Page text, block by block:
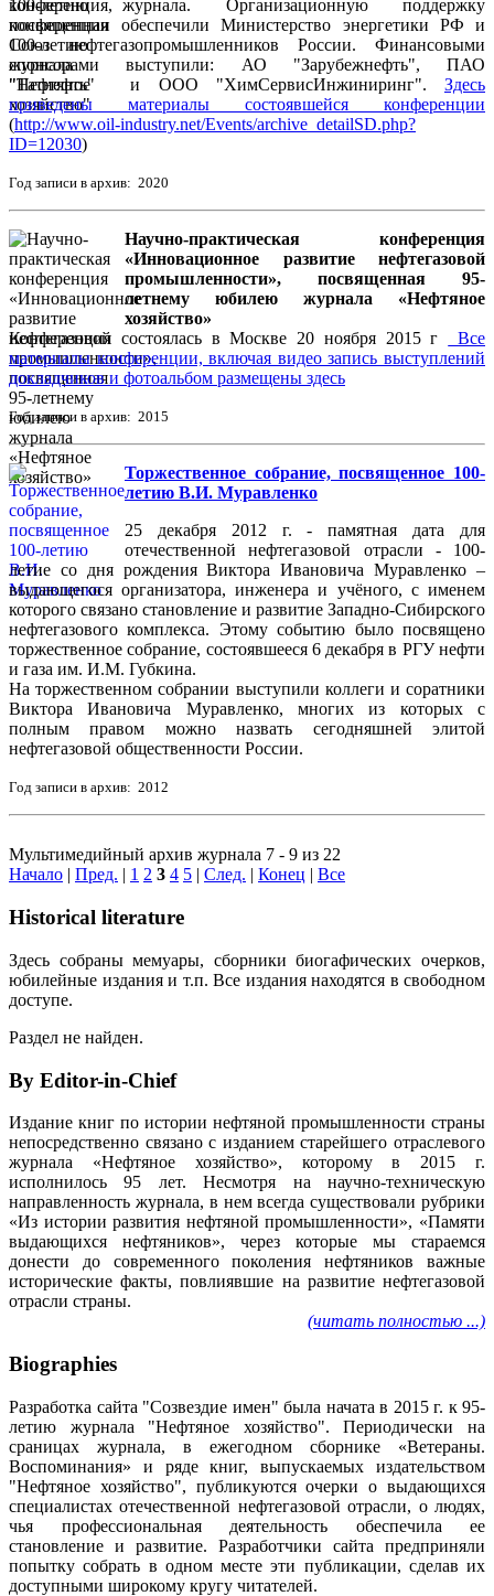
100-летию журнала. Организационную поддержку
конференции обеспечили Министерство энергетики РФ и
Союз нефтегазопромышленников России. Финансовыми
спонсорами выступили: АО "Зарубежнефть", ПАО
"Татнефть" и ООО "ХимСервисИнжиниринг". Здесь
приведены материалы состоявшейся конференции
(http://www.oil-industry.net/Events/archive_detailSD.php?
ID=12030)
Год записи в архив: 2020
Научно-практическая конференция
«Инновационное развитие нефтегазовой
промышленности», посвященная 95-
летнему юбилею журнала «Нефтяное
хозяйство»
Конференция состоялась в Москве 20 ноября 2015 г
Все
материалы конференции, включая видео запись выступлений
докладчиков и фотоальбом размещены здесь
Год записи в архив: 2015
Торжественное собрание, посвященное 100-
летию В.И. Муравленко
25 декабря 2012 г. - памятная дата для
отечественной нефтегазовой отрасли - 100-
летие со дня рождения Виктора Ивановича Муравленко –
выдающегося организатора, инженера и учёного, с именем
которого связано становление и развитие Западно-Сибирского
нефтегазового комплекса. Этому событию было посвящено
торжественное собрание, состоявшееся 6 декабря в РГУ нефти
и газа им. И.М. Губкина.
На торжественном собрании выступили коллеги и соратники
Виктора Ивановича Муравленко, многих из которых с
полным правом можно назвать сегодняшней элитой
нефтегазовой общественности России.
Год записи в архив: 2012
Мультимедийный архив журнала 7 - 9 из 22
Начало | Пред. | 1 2 3 4 5 | След. | Конец | Все
Historical literature
Здесь собраны мемуары, сборники биогафических очерков,
юбилейные издания и т.п. Все издания находятся в свободном
доступе.
Раздел не найден.
By Editor-in-Chief
Издание книг по истории нефтяной промышленности страны
непосредственно связано с изданием старейшего отраслевого
журнала «Нефтяное хозяйство», которому в 2015 г.
исполнилось 95 лет. Несмотря на научно-техническую
направленность журнала, в нем всегда существовали рубрики
«Из истории развития нефтяной промышленности», «Памяти
выдающихся нефтяников», через которые мы стараемся
донести до современного поколения нефтяников важные
исторические факты, повлиявшие на развитие нефтегазовой
отрасли страны.
(читать полностью ...)
Biographies
Разработка сайта "Созвездие имен" была начата в 2015 г. к 95-
летию журнала "Нефтяное хозяйство". Периодически на
сраницах журнала, в ежегодном сборнике «Ветераны.
Воспоминания» и ряде книг, выпускаемых издательством
"Нефтяное хозяйство", публикуются очерки о выдающихся
специалистах отечественной нефтегазовой отрасли, о людях,
чья профессиональная деятельность обеспечила ее
становление и развитие. Разработчики сайта предприняли
попытку собрать в одном месте эти публикации, сделав их
доступными широкому кругу читателей.